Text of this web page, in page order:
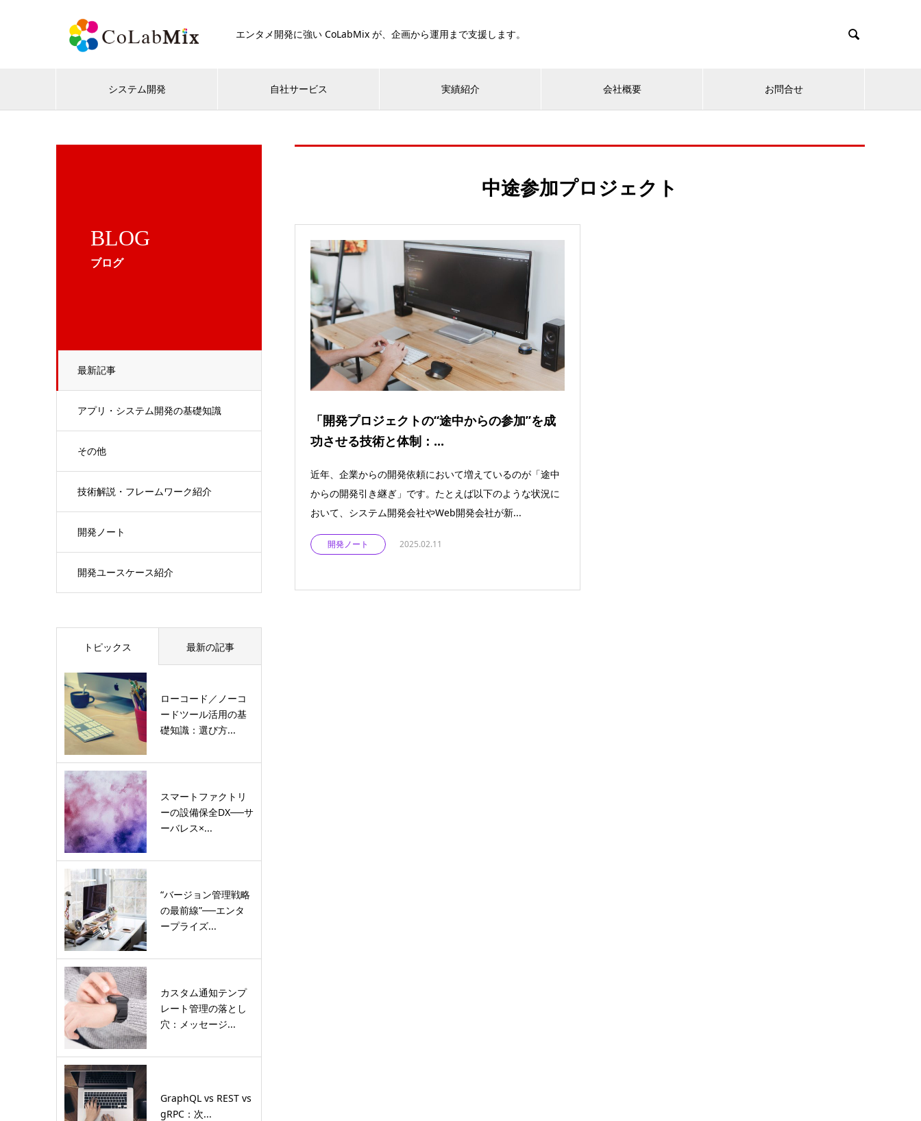
エンタメ開発に強い CoLabMix が、企画から運用まで支援します。 
システム開発 自社サービス 実績紹介 会社概要 お問合せ
BLOG
ブログ
最新記事
アプリ・システム開発の基礎知識
その他
技術解説・フレームワーク紹介
開発ノート
開発ユースケース紹介
中途参加プロジェクト
「開発プロジェクトの“途中からの参加”を成
功させる技術と体制：...
近年、企業からの開発依頼において増えているのが「途中
からの開発引き継ぎ」です。たとえば以下のような状況に
おいて、システム開発会社やWeb開発会社が新...
開発ノート 2025.02.11
トピックス 最新の記事
ローコード／ノーコ
ードツール活用の基
礎知識：選び方...
スマートファクトリ
ーの設備保全DX──サ
ーバレス×...
“バージョン管理戦略
の最前線”──エンタ
ープライズ...
カスタム通知テンプ
レート管理の落とし
穴：メッセージ...
GraphQL vs REST vs
gRPC：次...